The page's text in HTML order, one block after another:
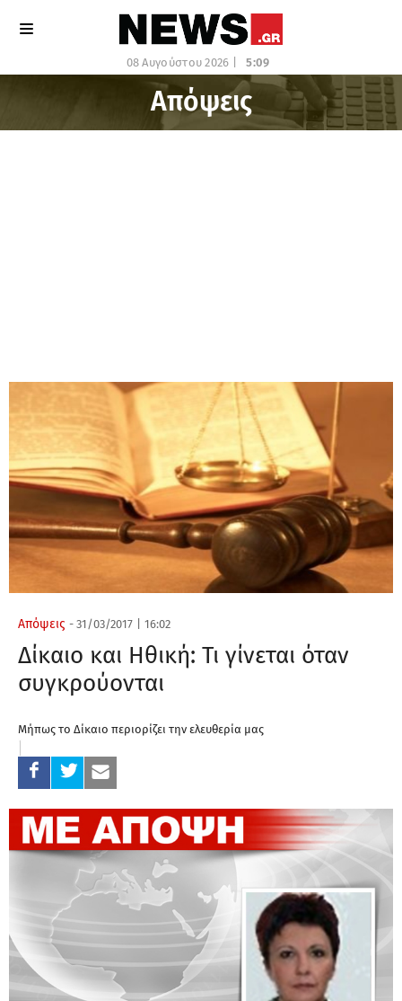
08 Αυγούστου 2026 | 5:09
Απόψεις
Απόψεις - 31/03/2017 16:02
Δίκαιο και Ηθική: Τι γίνεται όταν
συγκρούονται
Μήπως το Δίκαιο περιορίζει την ελευθερία μας